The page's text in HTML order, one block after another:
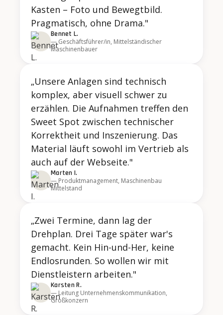
Kasten – Foto und Bewegtbild.
Pragmatisch, ohne Drama."
Bennet L.
— Geschäftsführer/in, Mittelständischer
Maschinenbauer
„Unsere Anlagen sind technisch
komplex, aber visuell schwer zu
erzählen. Die Aufnahmen treffen den
Sweet Spot zwischen technischer
Korrektheit und Inszenierung. Das
Material läuft sowohl im Vertrieb als
auch auf der Webseite."
Marten I.
— Produktmanagement, Maschinenbau
Mittelstand
„Zwei Termine, dann lag der
Drehplan. Drei Tage später war's
gemacht. Kein Hin-und-Her, keine
Endlosrunden. So wollen wir mit
Dienstleistern arbeiten."
Karsten R.
— Leitung Unternehmenskommunikation,
Großkonzern